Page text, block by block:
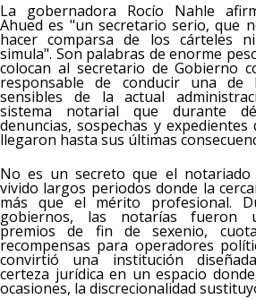
La gobernadora Rocío Nahle
Ahued es "un secretario serio, que
hacer comparsa de los cárteles
simula". Son palabras de enorme
colocan al secretario de Gobierno
responsable de conducir una de
sensibles de la actual
sistema notarial que durante
denuncias, sospechas y expedientes
llegaron hasta sus últimas
No es un secreto que el notariado
vivido largos periodos donde la
más que el mérito profesional.
gobiernos, las notarías fueron
premios de fin de sexenio,
recompensas para operadores
convirtió una institución
certeza jurídica en un espacio
ocasiones, la discrecionalidad